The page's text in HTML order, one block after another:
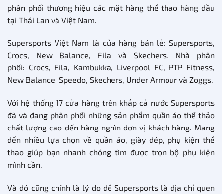
phân phối thương hiệu các mặt hàng thể thao hàng đầu
tại Thái Lan và Việt Nam.
Supersports Việt Nam là cửa hàng bán lẻ: Supersports,
Crocs, New Balance, Fila và Skechers. Nhà phân
phối: Crocs, Fila, Kambukka, Liverpool FC, PTP Fitness,
New Balance, Speedo, Skechers, Under Armour và Zoggs.
Với hệ thống 17 cửa hàng trên khắp cả nước Supersports
đã và đang phân phối những sản phẩm quần áo thế thảo
chất lượng cao đến hàng nghìn đơn vị khách hàng. Mang
đến nhiều lựa chọn về quần áo, giày dép, phụ kiện thể
thao giúp bạn nhanh chóng tìm được trọn bộ phụ kiện
mình cần.
Và đó cũng chính là lý do để Supersports là địa chỉ quen